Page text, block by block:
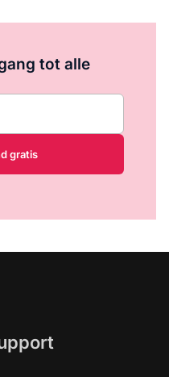
tot alle
gratis